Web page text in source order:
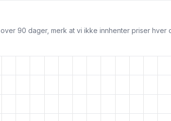
90 dager, merk at vi ikke innhenter priser hver